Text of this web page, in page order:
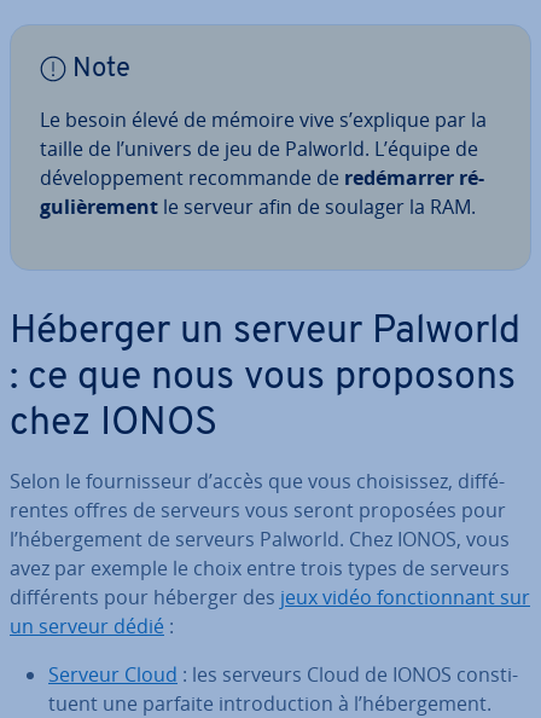
Note
Le besoin élevé de mémoire vive s’explique par la
taille de l’univers de jeu de Palworld. L’équipe de
dé­ve­lop­pe­ment re­com­mande de re­dé­mar­rer ré­
gu­liè­re­ment le serveur afin de soulager la RAM.
Héberger un serveur Palworld
: ce que nous vous proposons
chez IONOS
Selon le four­nis­seur d’accès que vous choi­sis­sez, dif­fé­
rentes offres de serveurs vous seront proposées pour
l’hé­ber­ge­ment de serveurs Palworld. Chez IONOS, vous
avez par exemple le choix entre trois types de serveurs
dif­fé­rents pour héberger des jeux vidéo fonc­tion­nant sur
un serveur dédié :
Serveur Cloud : les serveurs Cloud de IONOS cons­ti­
tuent une parfaite in­tro­duc­tion à l’hé­ber­ge­ment.